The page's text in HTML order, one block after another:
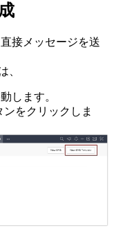
接メッセージを送
、
します。
ンをクリックしま